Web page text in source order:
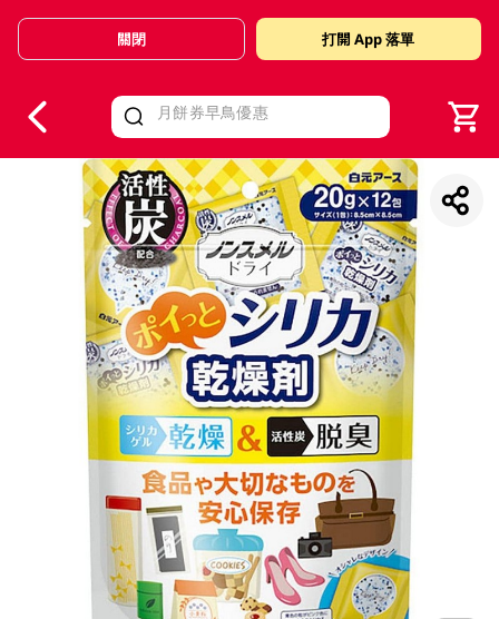
Valid Until 30 June 2026
關閉 打開 App 落單